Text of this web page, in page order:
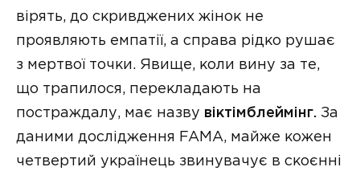
вірять, до скривджених жінок не
проявляють емпатії, а справа рідко рушає
з мертвої точки. Явище, коли вину за те,
що трапилося, перекладають на
постраждалу, має назву віктімблеймінг. За
даними дослідження FAMA, майже кожен
четвертий українець звинувачує в скоєнні